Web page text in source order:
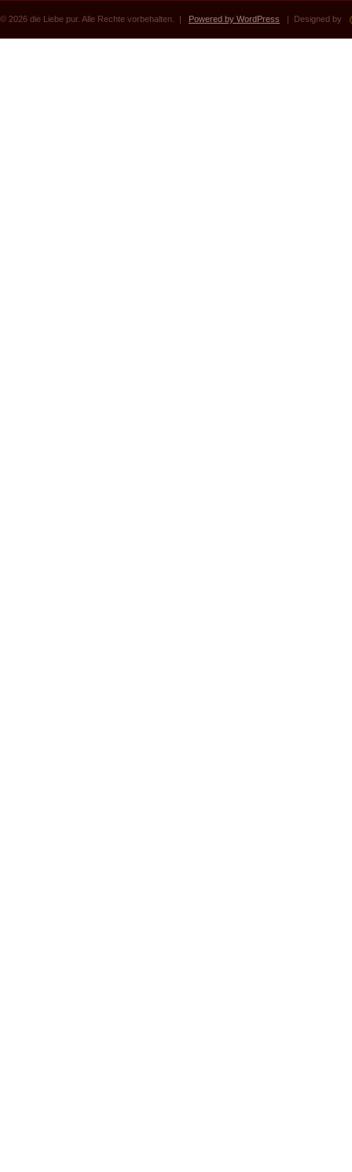
© 2026 die Liebe pur. Alle Rechte vorbehalten. | Powered by WordPress | Designed by